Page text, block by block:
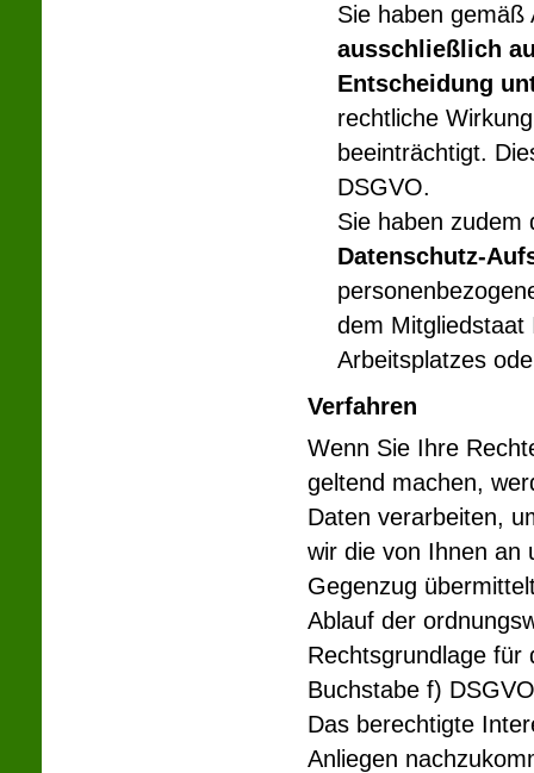
Sie haben
ausschließlich
Entscheidung
rechtliche
beeinträchtigt.
DSGVO.
Sie haben zudem
Datenschutz-
dem Mitgliedstaat
Arbeitsplatzes
Verfahren
Wenn Sie Ihre
geltend machen,
Daten verarbeiten,
wir die von Ihnen an
Gegenzug
Ablauf der
Rechtsgrundlage für
Buchstabe f)
Das berechtigte
Anliegen